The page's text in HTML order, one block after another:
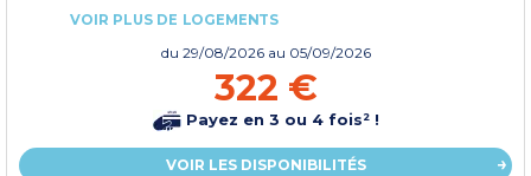
VOIR PLUS DE LOGEMENTS
du 29/08/2026 au 05/09/2026
322 €
Payez en 3 ou 4 fois² !
VOIR LES DISPONIBILITÉS